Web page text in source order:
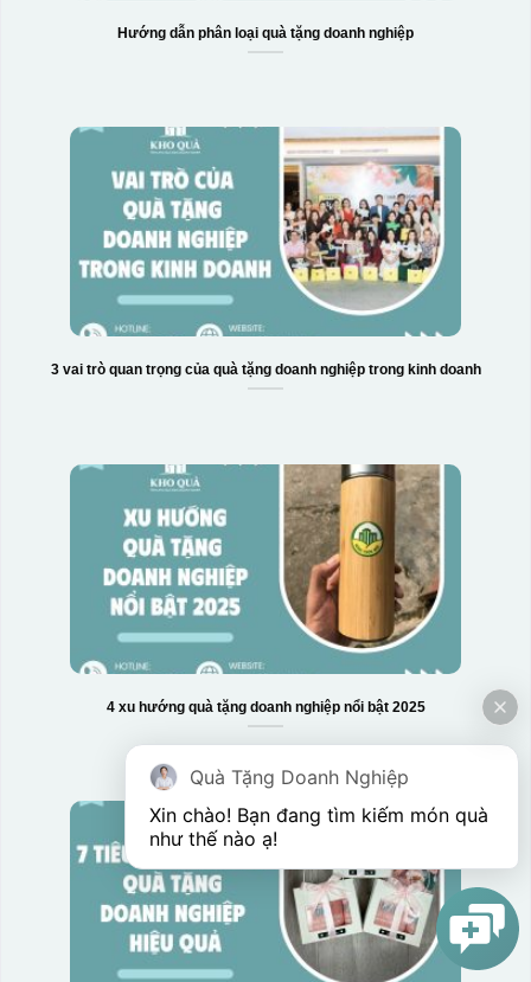
Hướng dẫn phân loại quà tặng doanh nghiệp
3 vai trò quan trọng của quà tặng doanh nghiệp trong kinh doanh
4 xu hướng quà tặng doanh nghiệp nổi bật 2025
Quà Tặng Doanh Nghiệp
Xin chào! Bạn đang tìm kiếm món quà
như thế nào ạ!